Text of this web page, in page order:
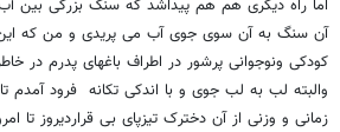
اما راه دیگری هم هم پیداشد که سنگ بزرگی بین
آن سنگ به آن سوی جوی آب می پریدی و من که این
کودکی ونوجوانی پرشور در اطراف باغهای پدرم در
والبته لب به لب جوی و با اندکی تکانه فرود آمدم
زمانی و وزنی از آن دخترک تیزپای بی قراردیروز تا